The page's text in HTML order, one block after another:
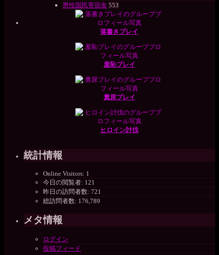
男性国民寄宿舎 553
落書きプレイ
羞恥プレイ
糞尿プレイ
ヒロイン討伐
統計情報
Online Visitors: 1
今日の閲覧者: 121
昨日の訪問者数: 721
総訪問者数: 176,789
メタ情報
ログイン
投稿フィード